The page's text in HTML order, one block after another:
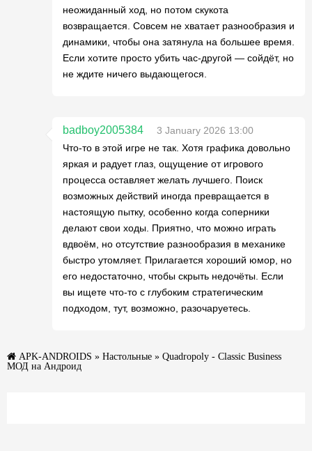
неожиданный ход, но потом скукота
возвращается. Совсем не хватает разнообразия и
динамики, чтобы она затянула на большее время.
Если хотите просто убить час-другой — сойдёт, но
не ждите ничего выдающегося.
badboy2005384
3 January 2026 13:00
Что-то в этой игре не так. Хотя графика довольно
яркая и радует глаз, ощущение от игрового
процесса оставляет желать лучшего. Поиск
возможных действий иногда превращается в
настоящую пытку, особенно когда соперники
делают свои ходы. Приятно, что можно играть
вдвоём, но отсутствие разнообразия в механике
быстро утомляет. Прилагается хороший юмор, но
его недостаточно, чтобы скрыть недочёты. Если
вы ищете что-то с глубоким стратегическим
подходом, тут, возможно, разочаруетесь.
APK-ANDROIDS » Настольные » Quadropoly - Classic Business
МОД на Андроид